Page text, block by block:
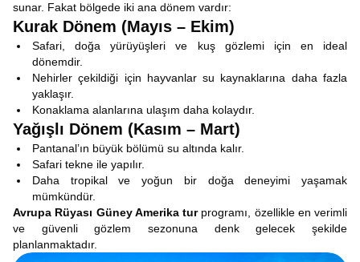
sunar. Fakat bölgede iki ana dönem vardır:
Kurak Dönem (Mayıs – Ekim)
Safari, doğa yürüyüşleri ve kuş gözlemi için en ideal
dönemdir.
Nehirler çekildiği için hayvanlar su kaynaklarına daha fazla
yaklaşır.
Konaklama alanlarına ulaşım daha kolaydır.
Yağışlı Dönem (Kasım – Mart)
Pantanal’ın büyük bölümü su altında kalır.
Safari tekne ile yapılır.
Daha tropikal ve yoğun bir doğa deneyimi yaşamak
mümkündür.
Avrupa Rüyası Güney Amerika turprogramı, özellikle en verimli
ve güvenli gözlem sezonuna denk gelecek şekilde
planlanmaktadır.